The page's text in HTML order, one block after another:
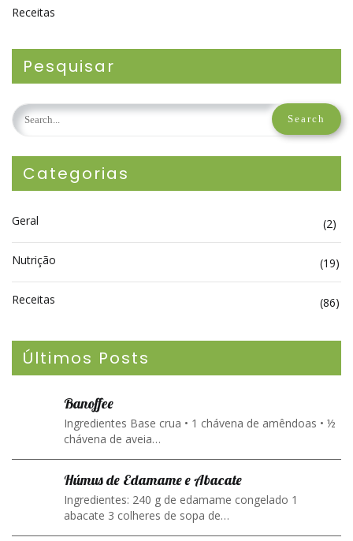
Receitas
Pesquisar
Categorias
Geral (2)
Nutrição (19)
Receitas (86)
Últimos Posts
Banoffee
Ingredientes Base crua • 1 chávena de amêndoas • ½
chávena de aveia…
Húmus de Edamame e Abacate
Ingredientes: 240 g de edamame congelado 1
abacate 3 colheres de sopa de…